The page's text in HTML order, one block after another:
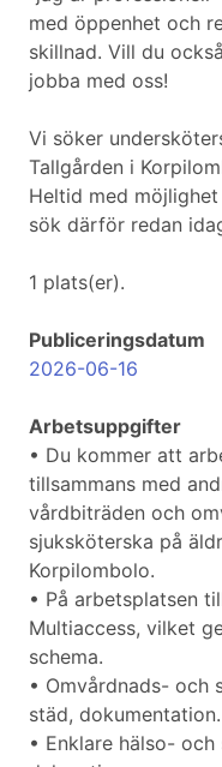
med öppenhet och
skillnad. Vill du
jobba med oss!
Vi söker
Tallgården i
Heltid med
sök därför redan
1 plats(er).
Publiceringsdatum
2026-06-16
Arbetsuppgifter
• Du kommer att
tillsammans med
vårdbiträden och
sjuksköterska på
Korpilombolo.
• På arbetsplatsen
Multiaccess, vilket
schema.
• Omvårdnads- och
städ, dokumentation.
• Enklare hälso-